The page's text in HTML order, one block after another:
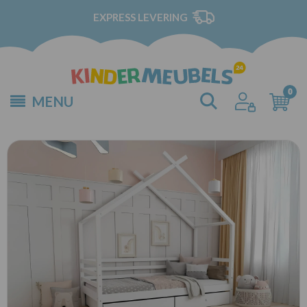
EXPRESS LEVERING
MENU